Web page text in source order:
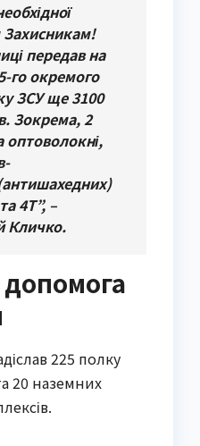
передав на
го окремого
ЗСУ ще 3100
Зокрема, 2
оптоволокні,
4Т”, –
Кличко.
225 полку
20 наземних